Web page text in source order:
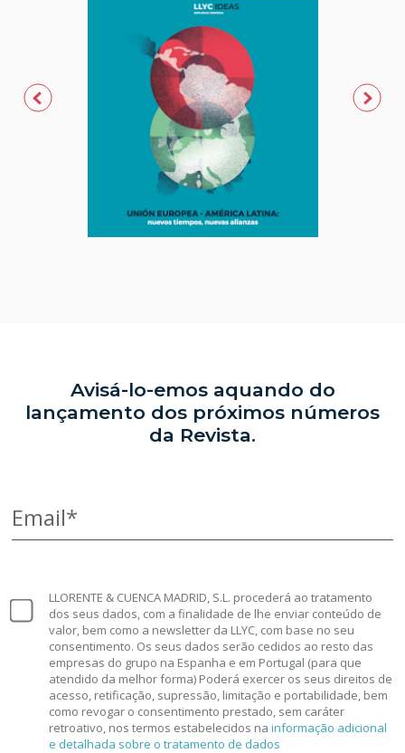
Avisá-lo-emos aquando do
lançamento dos próximos números
da Revista.
Email*
LLORENTE & CUENCA MADRID, S.L. procederá ao tratamento
dos seus dados, com a finalidade de lhe enviar conteúdo de
valor, bem como a newsletter da LLYC, com base no seu
consentimento. Os seus dados serão cedidos ao resto das
empresas do grupo na Espanha e em Portugal (para que
atendido da melhor forma) Poderá exercer os seus direitos de
acesso, retificação, supressão, limitação e portabilidade, bem
como revogar o consentimento prestado, sem caráter
retroativo, nos termos estabelecidos na informação adicional
e detalhada sobre o tratamento de dados